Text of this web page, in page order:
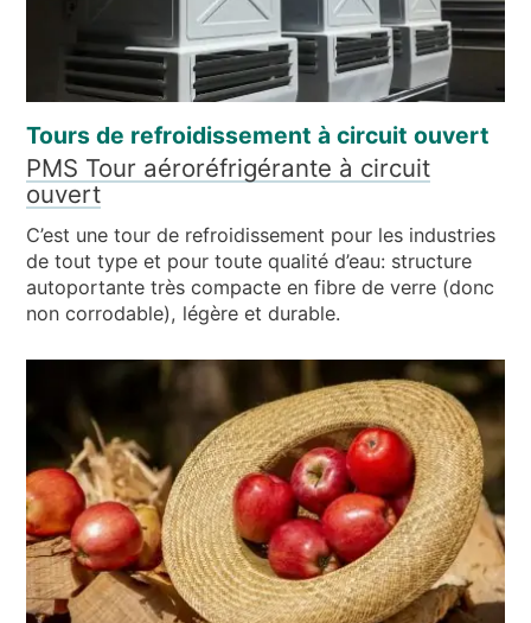
Tours de refroidissement à circuit ouvert
PMS Tour aéroréfrigérante à circuit
ouvert
C’est une tour de refroidissement pour les industries
de tout type et pour toute qualité d’eau: structure
autoportante très compacte en fibre de verre (donc
non corrodable), légère et durable.